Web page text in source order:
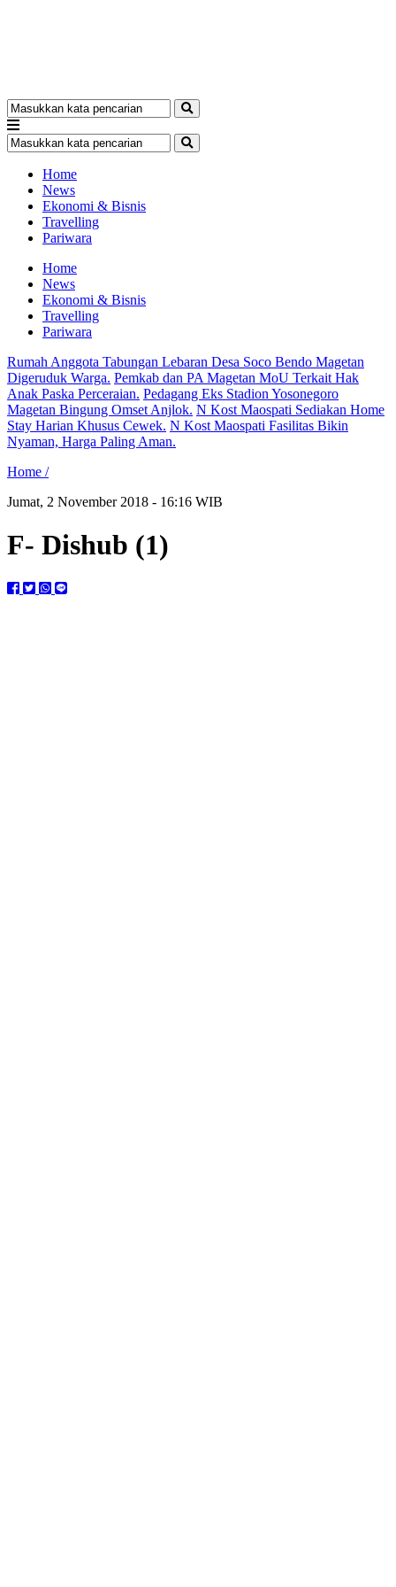
Home
News
Ekonomi & Bisnis
Travelling
Pariwara
Home
News
Ekonomi & Bisnis
Travelling
Pariwara
Rumah Anggota Tabungan Lebaran Desa Soco Bendo Magetan
Digeruduk Warga. Pemkab dan PA Magetan MoU Terkait Hak
Anak Paska Perceraian. Pedagang Eks Stadion Yosonegoro
Magetan Bingung Omset Anjlok. N Kost Maospati Sediakan Home
Stay Harian Khusus Cewek. N Kost Maospati Fasilitas Bikin
Nyaman, Harga Paling Aman.
Home /
Jumat, 2 November 2018 - 16:16 WIB
F- Dishub (1)